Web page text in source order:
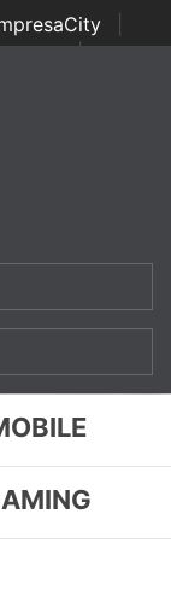
| Italian